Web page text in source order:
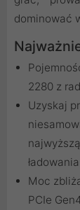
dominować
2280 z
Uzyskaj
ładowania
Moc
PCIe